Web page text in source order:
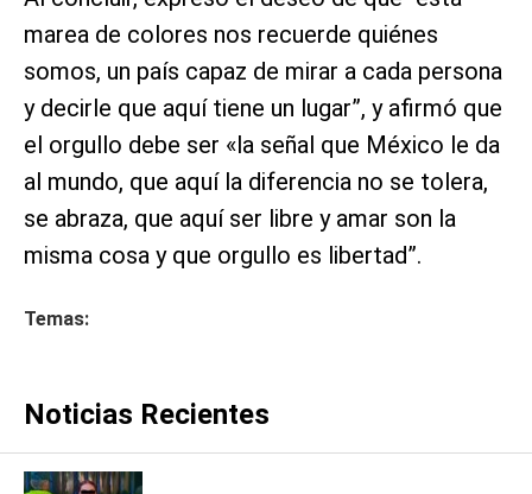
marea de colores nos recuerde quiénes
somos, un país capaz de mirar a cada persona
y decirle que aquí tiene un lugar”, y afirmó que
el orgullo debe ser «la señal que México le da
al mundo, que aquí la diferencia no se tolera,
se abraza, que aquí ser libre y amar son la
misma cosa y que orgullo es libertad”.
Temas:
Noticias Recientes